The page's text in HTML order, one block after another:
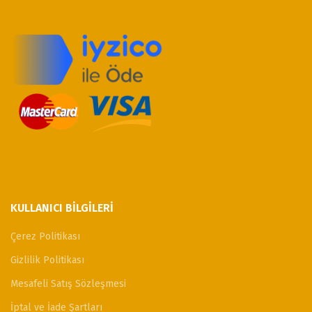
KULLANICI BILGILERI
Çerez Politikası
Gizlilik Politikası
Mesafeli Satış Sözleşmesi
İptal ve İade Şartları